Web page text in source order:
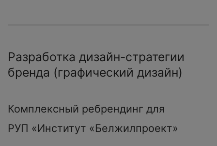
Разработка дизайн-стратегии
бренда (графический дизайн)
Комплексный ребрендинг для
РУП «Институт «Белжилпроект»